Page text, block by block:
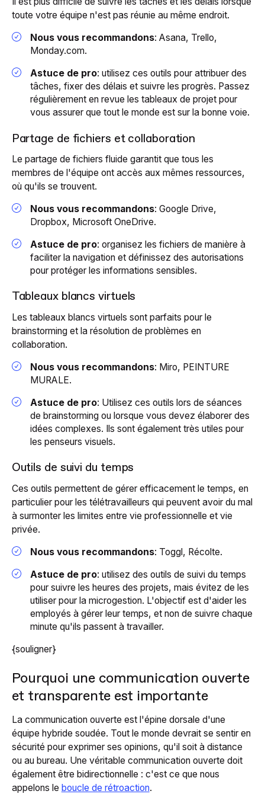
toute votre équipe n'est pas réunie au même endroit.
Nous vous recommandons: Asana, Trello,
Monday.com.
Astuce de pro: utilisez ces outils pour attribuer des
tâches, fixer des délais et suivre les progrès. Passez
régulièrement en revue les tableaux de projet pour
vous assurer que tout le monde est sur la bonne voie.
Partage de fichiers et collaboration
Le partage de fichiers fluide garantit que tous les
membres de l'équipe ont accès aux mêmes ressources,
où qu'ils se trouvent.
Nous vous recommandons: Google Drive,
Dropbox, Microsoft OneDrive.
Astuce de pro: organisez les fichiers de manière à
faciliter la navigation et définissez des autorisations
pour protéger les informations sensibles.
Tableaux blancs virtuels
Les tableaux blancs virtuels sont parfaits pour le
brainstorming et la résolution de problèmes en
collaboration.
Nous vous recommandons: Miro, PEINTURE
MURALE.
Astuce de pro: Utilisez ces outils lors de séances
de brainstorming ou lorsque vous devez élaborer des
idées complexes. Ils sont également très utiles pour
les penseurs visuels.
Outils de suivi du temps
Ces outils permettent de gérer efficacement le temps, en
particulier pour les télétravailleurs qui peuvent avoir du mal
à surmonter les limites entre vie professionnelle et vie
privée.
Nous vous recommandons: Toggl, Récolte.
Astuce de pro: utilisez des outils de suivi du temps
pour suivre les heures des projets, mais évitez de les
utiliser pour la microgestion. L'objectif est d'aider les
employés à gérer leur temps, et non de suivre chaque
minute qu'ils passent à travailler.
{souligner}
Pourquoi une communication ouverte
et transparente est importante
La communication ouverte est l'épine dorsale d'une
équipe hybride soudée. Tout le monde devrait se sentir en
sécurité pour exprimer ses opinions, qu'il soit à distance
ou au bureau. Une véritable communication ouverte doit
également être bidirectionnelle : c'est ce que nous
appelons le boucle de rétroaction.